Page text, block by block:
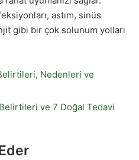
astım, sinüs
gibi bir çok solunum yolları
Nedenleri ve
ve 7 Doğal Tedavi